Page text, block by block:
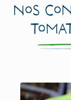
Nos